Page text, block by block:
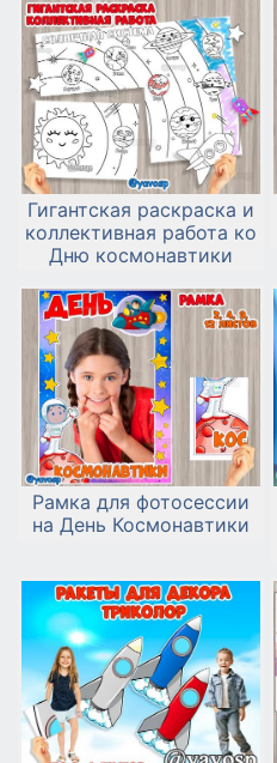
Гигантская раскраска и
коллективная работа ко
Дню космонавтики
Рамка для фотосессии
на День Космонавтики